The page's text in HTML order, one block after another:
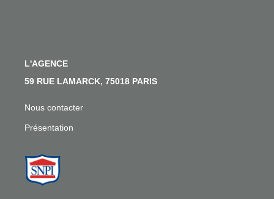
CONTACT
L'AGENCE
59 RUE LAMARCK, 75018 PARIS
Nous contacter
Présentation